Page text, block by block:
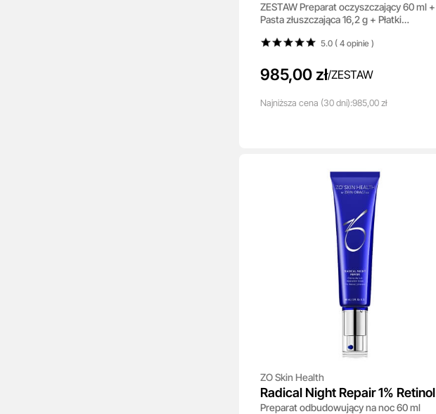
ZESTAW Preparat oczyszczający 60 ml +
Pasta złuszczająca 16,2 g + Płatki
Preparat rozjaśniający 30 ml
5.0 ( 4opinie)
985,00 zł/ZESTAW
Najniższa cena (30 dni):985,00 zł
ZO Skin Health
Radical Night Repair 1% Retinol
Preparat odbudowujący na noc 60 ml